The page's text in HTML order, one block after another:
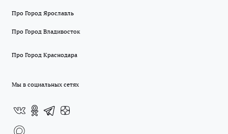
Про Город Ярославль
Про Город Владивосток
Про Город Краснодара
Мы в социальных сетях